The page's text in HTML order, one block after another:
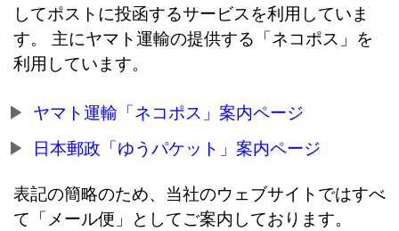
してポストに投函するサービスを利用していま
す。 主にヤマト運輸の提供する「ネコポス」を
利用しています。
ヤマト運輸「ネコポス」案内ページ
日本郵政「ゆうパケット」案内ページ
表記の簡略のため、当社のウェブサイトではすべ
て「メール便」としてご案内しております。